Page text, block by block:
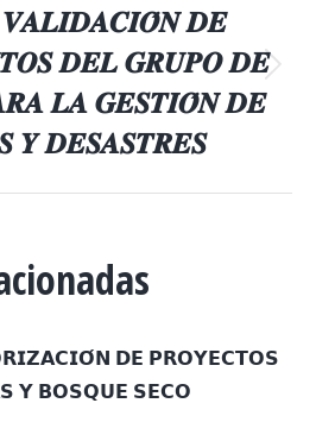
Publicación
siguiente:
𝑫𝑬
𝑫𝑬𝑳 𝑮𝑹𝑼𝑷𝑶 𝑫𝑬
𝑳𝑨 𝑮𝑬𝑺𝑻𝑰𝑶́𝑵 𝑫𝑬
𝒀 𝑫𝑬𝑺𝑨𝑺𝑻𝑹𝑬𝑺
𝗗𝗘 𝗣𝗥𝗢𝗬𝗘𝗖𝗧𝗢𝗦
𝗬 𝗕𝗢𝗦𝗤𝗨𝗘 𝗦𝗘𝗖𝗢